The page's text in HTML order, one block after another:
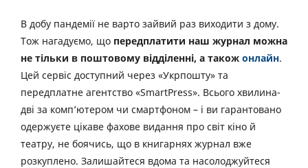
В добу пандемії не варто зайвий раз виходити з дому.
Тож нагадуємо, що передплатити наш журнал можна
не тільки в поштовому відділенні, а також онлайн.
Цей сервіс доступний через «Укрпошту» та
передплатне агентство «SmartPress». Всього хвилина-
дві за комп’ютером чи смартфоном – і ви гарантовано
одержуєте цікаве фахове видання про світ кіно й
театру, не боячись, що в книгарнях журнал вже
розкуплено. Залишайтеся вдома та насолоджуйтеся